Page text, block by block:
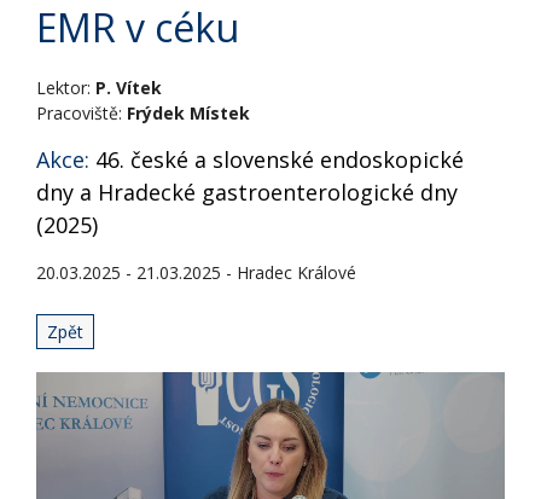
EMR v céku
Lektor: P. Vítek
Pracoviště: Frýdek Místek
Akce: 46. české a slovenské endoskopické
dny a Hradecké gastroenterologické dny
(2025)
20.03.2025 - 21.03.2025 - Hradec Králové
Zpět